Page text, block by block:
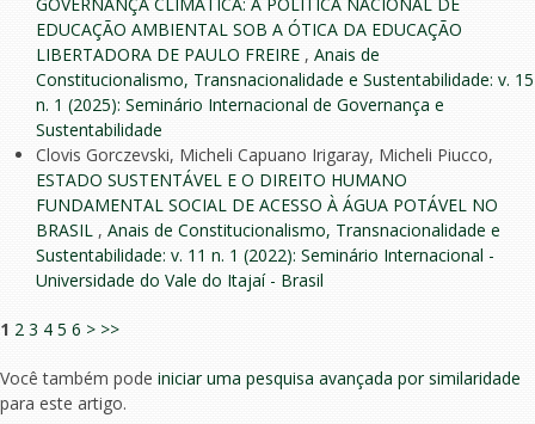
EDUCAÇÃO AMBIENTAL SOB A ÓTICA DA EDUCAÇÃO
LIBERTADORA DE PAULO FREIRE , Anais de
Constitucionalismo, Transnacionalidade e Sustentabilidade: v. 15
n. 1 (2025): Seminário Internacional de Governança e
Sustentabilidade
Clovis Gorczevski, Micheli Capuano Irigaray, Micheli Piucco,
ESTADO SUSTENTÁVEL E O DIREITO HUMANO
FUNDAMENTAL SOCIAL DE ACESSO À ÁGUA POTÁVEL NO
BRASIL , Anais de Constitucionalismo, Transnacionalidade e
Sustentabilidade: v. 11 n. 1 (2022): Seminário Internacional -
Universidade do Vale do Itajaí - Brasil
1 2 3 4 5 6 > >>
Você também pode iniciar uma pesquisa avançada por similaridade
para este artigo.